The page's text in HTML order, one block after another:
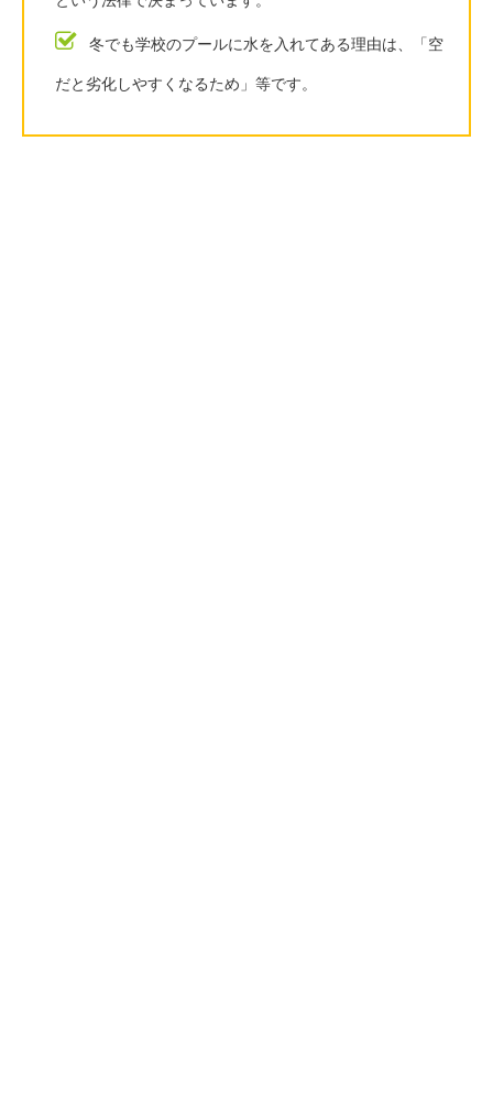
冬でも学校のプールに水を入れてある理由は、「空
だと劣化しやすくなるため」等です。